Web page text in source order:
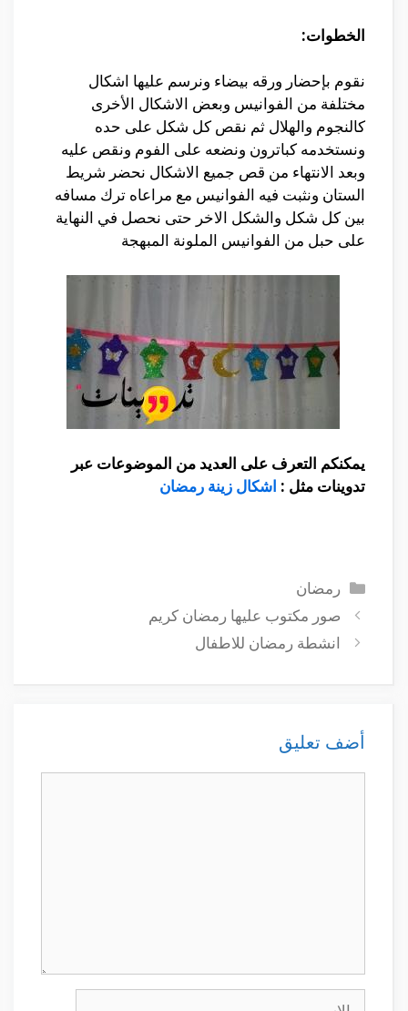
الخطوات:
نقوم بإحضار ورقه بيضاء ونرسم عليها اشكال
مختلفة من الفوانيس وبعض الاشكال الأخرى
كالنجوم والهلال ثم نقص كل شكل على حده
ونستخدمه كباترون ونضعه على الفوم ونقص عليه
وبعد الانتهاء من قص جميع الاشكال نحضر شريط
الستان ونثبت فيه الفوانيس مع مراعاه ترك مسافه
بين كل شكل والشكل الاخر حتى نحصل في النهاية
على حبل من الفوانيس الملونة المبهجة
يمكنكم التعرف على العديد من الموضوعات عبر
تدوينات مثل : اشكال زينة رمضان
التصنيفات
رمضان
صور مكتوب عليها رمضان كريم
انشطة رمضان للاطفال
أضف تعليق